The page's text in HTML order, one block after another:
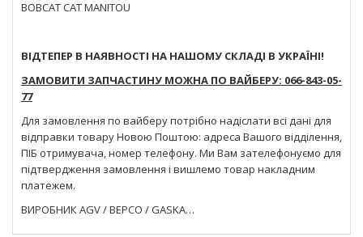
BOBCAT CAT MANITOU
ВІДТЕПЕР В НАЯВНОСТІ НА НАШОМУ СКЛАДІ В УКРАЇНІ!
ЗАМОВИТИ ЗАПЧАСТИНУ МОЖНА ПО ВАЙБЕРУ: 066-843-05-
77
Для замовлення по вайберу потрібно надіслати всі дані для
відправки товару Новою Поштою: адреса Вашого відділення,
ПІБ отримувача, номер телефону. Ми Вам зателефонуємо для
підтвердження замовлення і вишлемо товар накладним
платежем.
ВИРОБНИК AGV / BEPCO / GASKA…